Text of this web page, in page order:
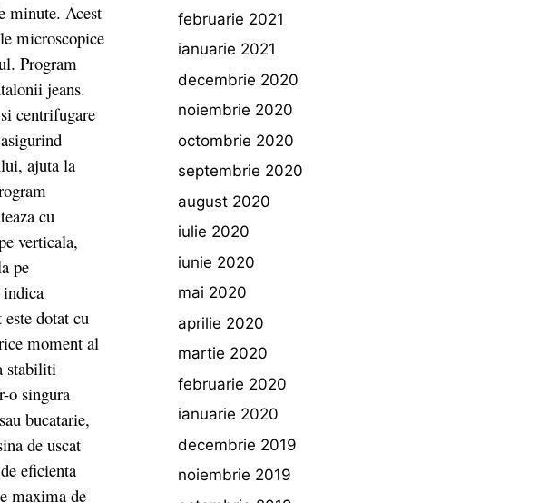
minute. Acest
microscopice
Program
jeans.
centrifugare
ajuta la
cu
verticala,
pe
dotat cu
moment al
stabiliti
o singura
bucatarie,
de uscat
eficienta
maxima de
februarie 2021
ianuarie 2021
decembrie 2020
noiembrie 2020
octombrie 2020
septembrie 2020
august 2020
iulie 2020
iunie 2020
mai 2020
aprilie 2020
martie 2020
februarie 2020
ianuarie 2020
decembrie 2019
noiembrie 2019